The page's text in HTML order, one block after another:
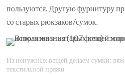
пользуются. Другую фурнитуру
со старых рюкзаков/сумок.
Из ненужных вещей делаем сумки:
текстильной пряжи